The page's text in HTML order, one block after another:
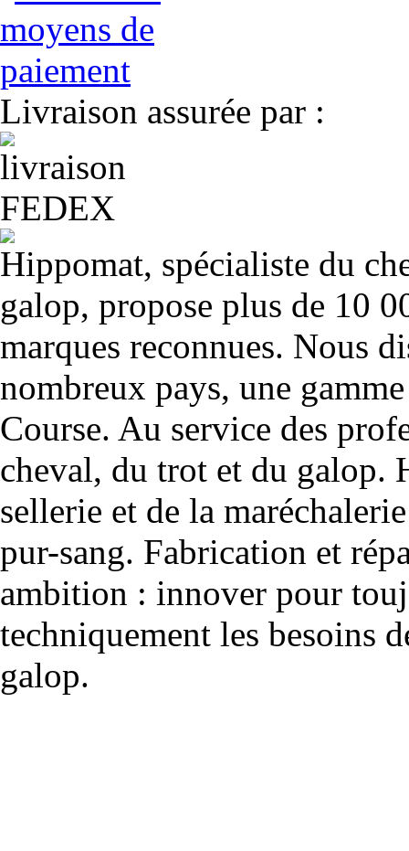
Livraison assurée par :
Hippomat, spécialiste du
galop, propose plus de 10
marques reconnues. Nous
nombreux pays, une
Course. Au service des
cheval, du trot et du galop.
sellerie et de la
pur-sang. Fabrication et
ambition : innover pour
techniquement les besoins
galop.